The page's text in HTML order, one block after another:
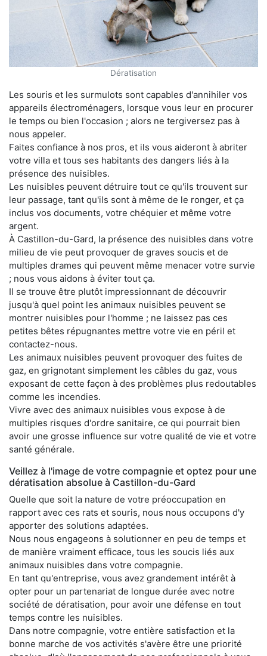
Dératisation
Les souris et les surmulots sont capables d'annihiler vos
appareils électroménagers, lorsque vous leur en procurer
le temps ou bien l'occasion ; alors ne tergiversez pas à
nous appeler.
Faites confiance à nos pros, et ils vous aideront à abriter
votre villa et tous ses habitants des dangers liés à la
présence des nuisibles.
Les nuisibles peuvent détruire tout ce qu'ils trouvent sur
leur passage, tant qu'ils sont à même de le ronger, et ça
inclus vos documents, votre chéquier et même votre
argent.
À Castillon-du-Gard, la présence des nuisibles dans votre
milieu de vie peut provoquer de graves soucis et de
multiples drames qui peuvent même menacer votre survie
; nous vous aidons à éviter tout ça.
Il se trouve être plutôt impressionnant de découvrir
jusqu'à quel point les animaux nuisibles peuvent se
montrer nuisibles pour l'homme ; ne laissez pas ces
petites bêtes répugnantes mettre votre vie en péril et
contactez-nous.
Les animaux nuisibles peuvent provoquer des fuites de
gaz, en grignotant simplement les câbles du gaz, vous
exposant de cette façon à des problèmes plus redoutables
comme les incendies.
Vivre avec des animaux nuisibles vous expose à de
multiples risques d'ordre sanitaire, ce qui pourrait bien
avoir une grosse influence sur votre qualité de vie et votre
santé générale.
Veillez à l'image de votre compagnie et optez pour une
dératisation absolue à Castillon-du-Gard
Quelle que soit la nature de votre préoccupation en
rapport avec ces rats et souris, nous nous occupons d'y
apporter des solutions adaptées.
Nous nous engageons à solutionner en peu de temps et
de manière vraiment efficace, tous les soucis liés aux
animaux nuisibles dans votre compagnie.
En tant qu'entreprise, vous avez grandement intérêt à
opter pour un partenariat de longue durée avec notre
société de dératisation, pour avoir une défense en tout
temps contre les nuisibles.
Dans notre compagnie, votre entière satisfaction et la
bonne marche de vos activités s'avère être une priorité